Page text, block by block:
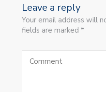
Leave a reply
Your email address will
fields are marked *